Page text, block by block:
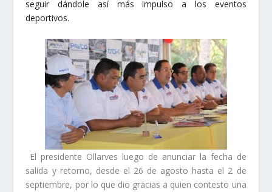
seguir dándole así más impulso a los eventos
deportivos.
El presidente Ollarves luego de anunciar la fecha de
salida y retorno, desde el 26 de agosto hasta el 2 de
septiembre, por lo que dio gracias a quien contesto una